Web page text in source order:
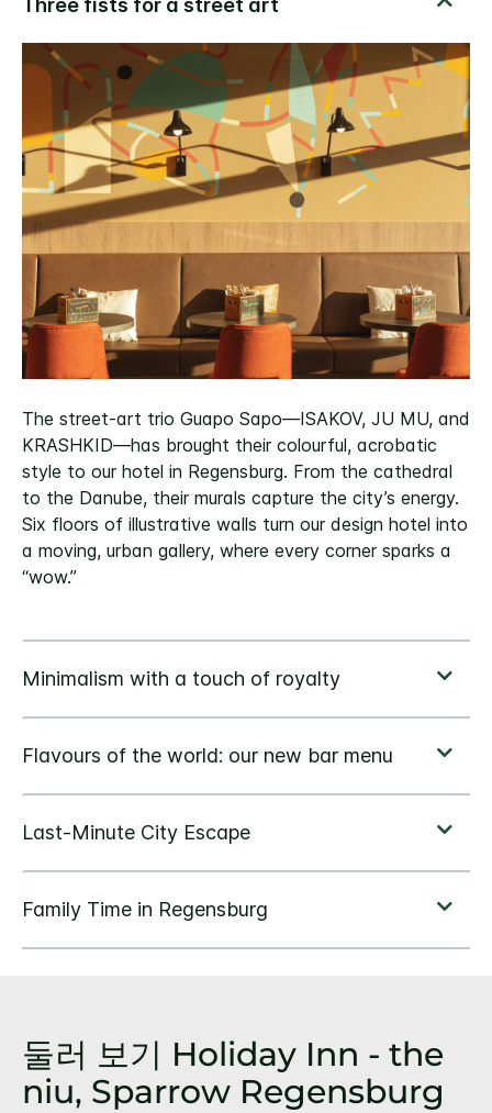
The street-art trio Guapo Sapo—ISAKOV, JU MU, and
KRASHKID—has brought their colourful, acrobatic
style to our hotel in Regensburg. From the cathedral
to the Danube, their murals capture the city’s energy.
Six floors of illustrative walls turn our design hotel into
a moving, urban gallery, where every corner sparks a
“wow.”
둘러 보기 Holiday Inn - the
niu, Sparrow Regensburg